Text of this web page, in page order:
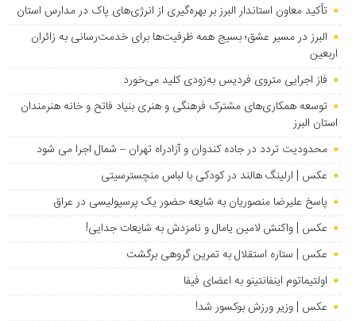
تأکید معاون استاندار البرز بر بهره‌گیری از انرژی‌های پاک در مدارس استان
البرز در مسیر عشق؛ بسیج همه ظرفیت‌ها برای خدمت‌رسانی به زائران
اربعین
فاز اجرایی متروی فردیس به‌زودی کلید می‌خورد
توسعه همکاری‌های مشترک فرهنگی و هنری بنیاد فاتح و خانه هنرمندان
استان البرز
محدودیت تردد در جاده کندوان و آزادراه تهران – شمال اجرا می شود
عکس | ارلینگ هالند در کودکی با لباس منچسترسیتی
پاسخ علیرضا منصوریان به شایعه حضور یک پرسپولیسی در عراق
عکس | واکنش لامین یامال و نامزدش به شایعات جدایی!
عکس | ستاره استقلال به تمرین گروهی برگشت
اولتیماتوم اینفانتینو به اعضای فیفا
عکس | وزیر ورزش بوکسور شد!